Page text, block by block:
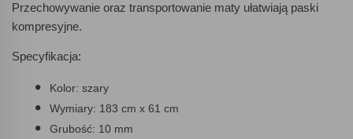
Przechowywanie oraz transportowanie maty ułatwiają paski
kompresyjne.
Specyfikacja:
Kolor: szary
Wymiary: 183 cm x 61 cm
Grubość: 10 mm